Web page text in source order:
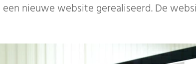
nieuwe website gerealiseerd. De